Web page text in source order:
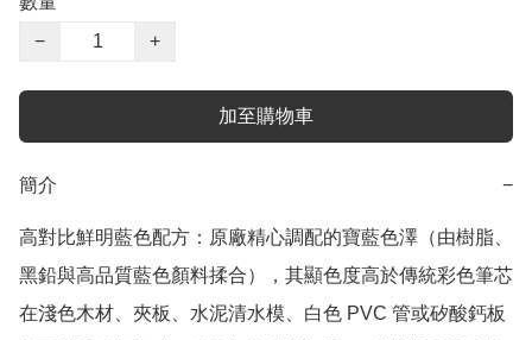
−
+
加至購物車
簡介 −
高對比鮮明藍色配方：原廠精心調配的寶藍色澤（由樹脂、
黑鉛與高品質藍色顏料揉合），其顯色度高於傳統彩色筆芯
在淺色木材、夾板、水泥清水模、白色 PVC 管或矽酸鈣板